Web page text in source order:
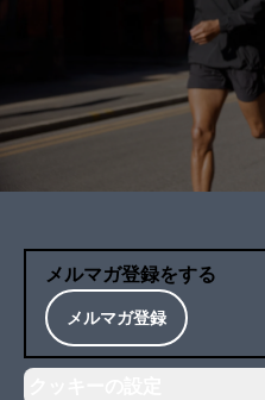
メルマガ登録をする
メルマガ登録